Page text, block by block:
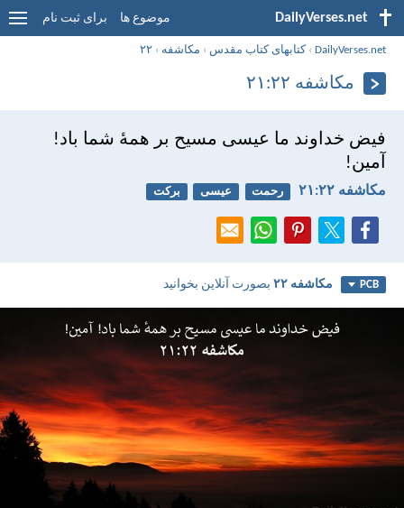
DailyVerses.net موضوع ها برای ثبت نام
DailyVerses.net
›کتابهای کتاب مقدس › مکاشفه ›۲۲
مکاشفه ۲۲:‏۲۱
فيض خداوند ما عيسی مسيح بر همهٔ شما باد!
آمين!
مکاشفه ۲۲:‏۲۱ رحمت عیسی برکت
PCB مکاشفه ۲۲ بصورت آنلاین بخوانید